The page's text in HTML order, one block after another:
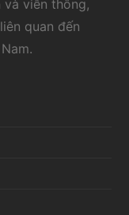
viễn thông,
quan đến